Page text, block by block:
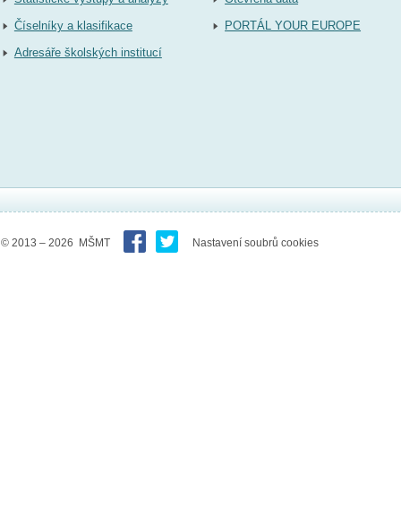
Číselníky a klasifikace
Adresáře školských institucí
PORTÁL YOUR EUROPE
© 2013 – 2026 MŠMT Nastavení soubrů cookies